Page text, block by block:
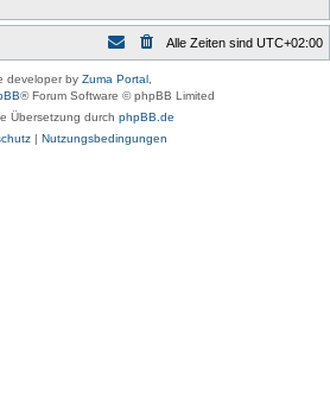
Alle Zeiten sind UTC+02:00
developer by Zuma Portal,
® Forum Software © phpBB Limited
Übersetzung durch phpBB.de
| Nutzungsbedingungen